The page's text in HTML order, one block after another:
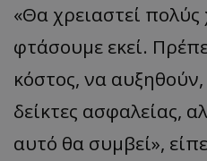
«Θα χρειαστεί πολύς
φτάσουμε εκεί.
κόστος, να αυξηθούν,
δείκτες ασφαλείας,
αυτό θα συμβεί»,